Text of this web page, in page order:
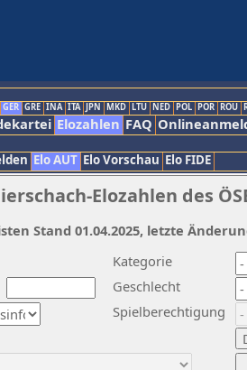
GER GRE INA ITA JPN MKD LTU NED POL POR ROU
Elozahlen FAQ
Elo AUT Elo Vorschau Elo FIDE
Elozahlen des
Kategorie
Geschlecht
Spielberechtigung
Stand 01.04.2025, letzte